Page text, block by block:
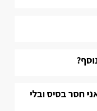
חסר בסיס ובלי